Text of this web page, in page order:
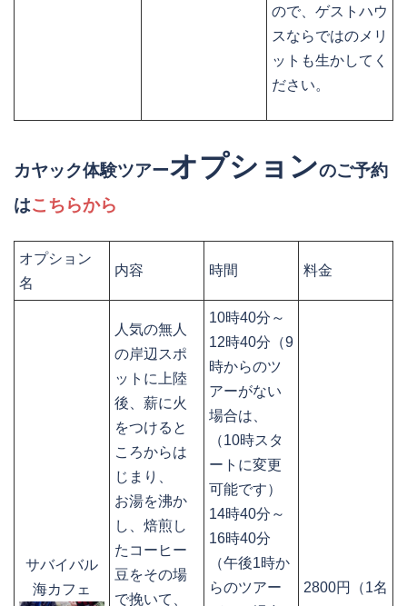
ので、ゲストハウ
スならではのメリ
ットも生かしてく
ださい。
カヤック体験ツアーオプションのご予約
はこちらから
オプション
名
内容 時間 料金
サバイバル
海カフェ
人気の無人
の岸辺スポ
ットに上陸
後、薪に火
をつけると
ころからは
じまり、
お湯を沸か
し、焙煎し
たコーヒー
豆をその場
で挽いて、
10時40分～
12時40分（9
時からのツ
アーがない
場合は、
（10時スタ
ートに変更
可能です）
14時40分～
16時40分
（午後1時か
らのツアー
2800円（1名